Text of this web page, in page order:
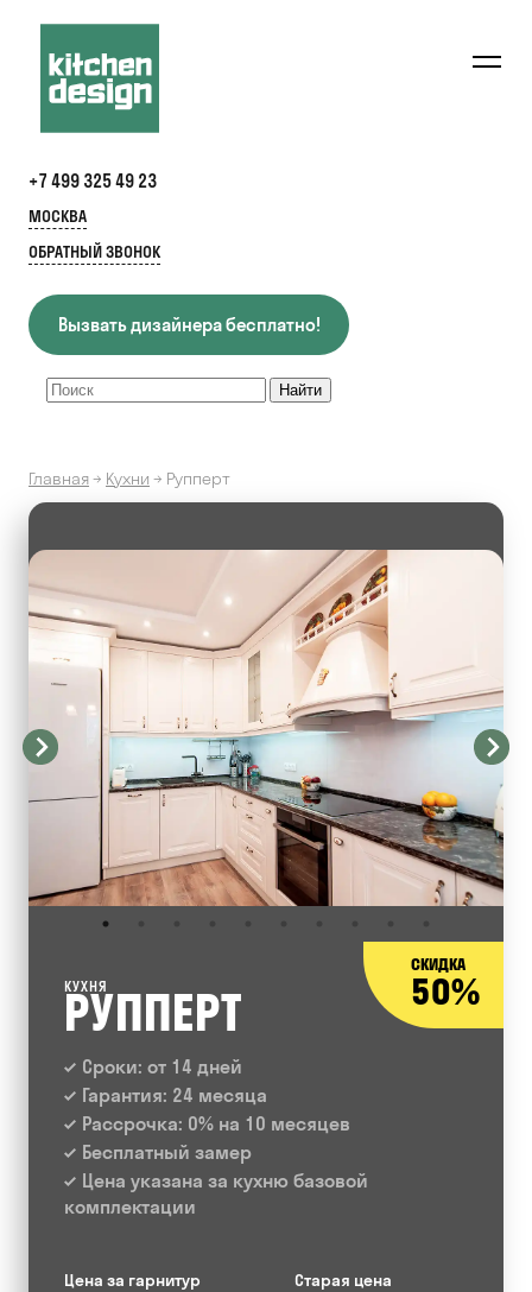
+7 499 325 49 23
МОСКВА
ОБРАТНЫЙ ЗВОНОК
Вызвать дизайнера бесплатно!
Главная→ Кухни → Рупперт
СКИДКА
50%
КУХНЯ
РУППЕРТ
Сроки: от 14 дней
Гарантия: 24 месяца
Рассрочка: 0% на 10 месяцев
Бесплатный замер
Цена указана за кухню базовой
комплектации
Цена за гарнитур Старая цена